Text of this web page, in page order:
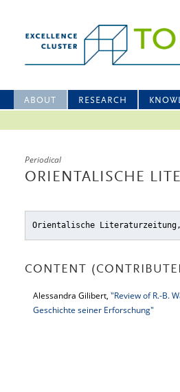
ABOUT RESEARCH
Periodical
ORIENTALISCHE
Orientalische Literaturzeitung,
CONTENT
Alessandra Gilibert, "Review of R.-B.
Geschichte seiner Erforschung"